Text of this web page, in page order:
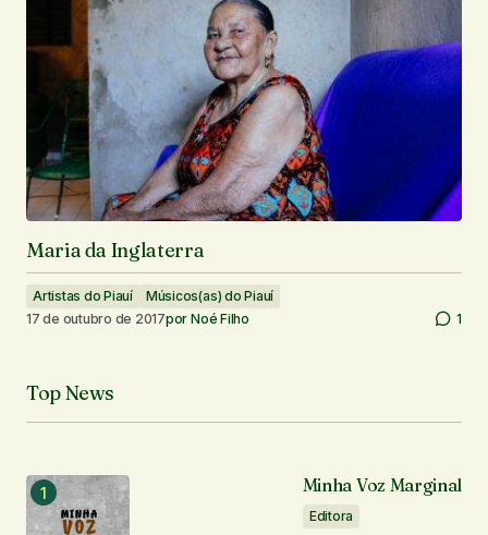
Maria da Inglaterra
Artistas do Piauí
Músicos(as) do Piauí
17 de outubro de 2017por Noé Filho 1
Top News
Minha Voz Marginal
Editora